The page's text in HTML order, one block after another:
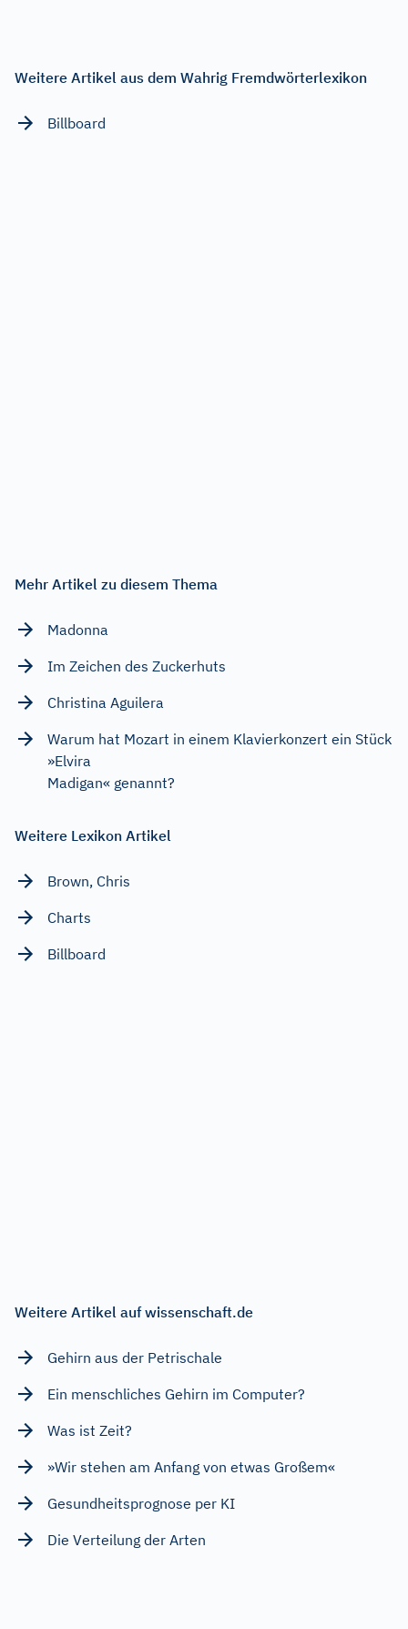
Weitere Artikel aus dem Wahrig Fremdwörterlexikon
Billboard
Mehr Artikel zu diesem Thema
Madonna
Im Zeichen des Zuckerhuts
Christina Aguilera
Warum hat Mozart in einem Klavierkonzert ein Stück
»Elvira
Madigan« genannt?
Weitere Lexikon Artikel
Brown, Chris
Charts
Billboard
Weitere Artikel auf wissenschaft.de
Gehirn aus der Petrischale
Ein menschliches Gehirn im Computer?
Was ist Zeit?
»Wir stehen am Anfang von etwas Großem«
Gesundheitsprognose per KI
Die Verteilung der Arten